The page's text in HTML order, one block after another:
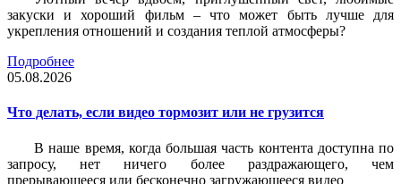
закуски и хороший фильм – что может быть лучше для
укрепления отношений и создания теплой атмосферы?
Подробнее
05.08.2026
Что делать, если видео тормозит или не грузится
В наше время, когда большая часть контента доступна по
запросу, нет ничего более раздражающего, чем
прерывающееся или бесконечно загружающееся видео